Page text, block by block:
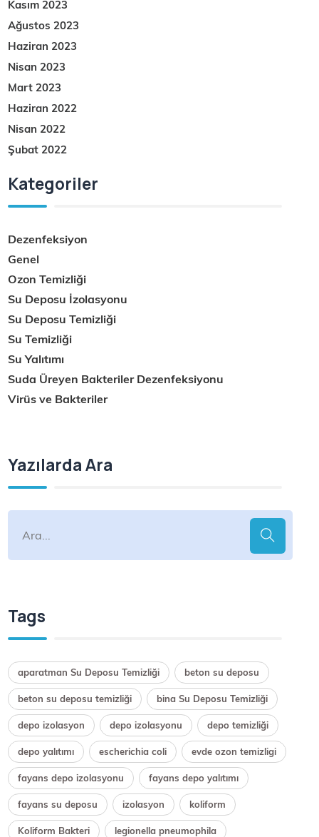
Kasım 2023
Ağustos 2023
Haziran 2023
Nisan 2023
Mart 2023
Haziran 2022
Nisan 2022
Şubat 2022
Kategoriler
Dezenfeksiyon
Genel
Ozon Temizliği
Su Deposu İzolasyonu
Su Deposu Temizliği
Su Temizliği
Su Yalıtımı
Suda Üreyen Bakteriler Dezenfeksiyonu
Virüs ve Bakteriler
Yazılarda Ara
Tags
aparatman Su Deposu Temizliği beton su deposu
beton su deposu temizliği bina Su Deposu Temizliği
depo izolasyon depo izolasyonu depo temizliği
depo yalıtımı escherichia coli evde ozon temizligi
fayans depo izolasyonu fayans depo yalıtımı
fayans su deposu izolasyon koliform
Koliform Bakteri legionella pneumophila